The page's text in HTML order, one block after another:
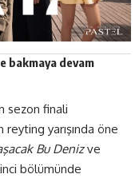
bakmaya devam
sezon finali
yarışında öne
Bu Denizve
bölümünde